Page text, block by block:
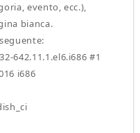
evento, ecc.),
bianca.
642.11.1.el6.i686 #1
i686